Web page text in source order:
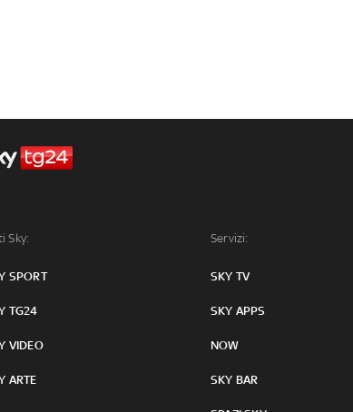
Sky:
SPORT
TG24
VIDEO
ARTE
Servizi:
SKY TV
SKY APPS
NOW
SKY BAR